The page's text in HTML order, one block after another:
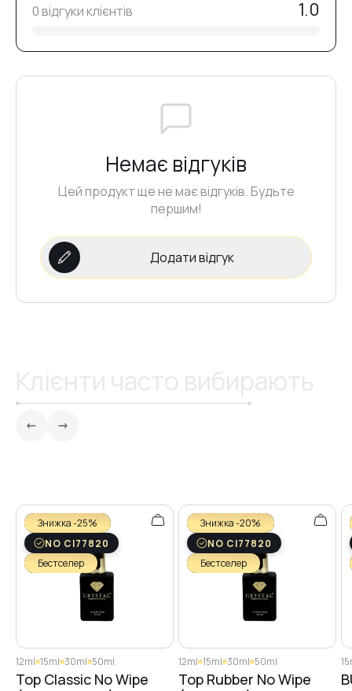
0 відгуки клієнтів 1.0
Немає відгуків
Цей продукт ще не має відгуків. Будьте
першим!
Додати відгук
Знижка -25%
NO CI77820
Бестселер
12ml 15ml 30ml 50ml
Top Classic No Wipe
Знижка -20%
NO CI77820
Бестселер
12ml 15ml 30ml 50ml
Top Rubber No Wipe